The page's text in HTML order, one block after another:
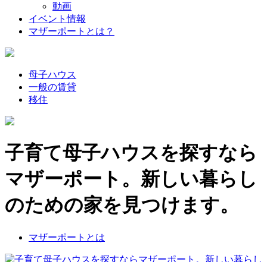
動画
イベント情報
マザーポートとは？
母子ハウス
一般の賃貸
移住
子育て母子ハウスを探すなら
マザーポート。新しい暮らし
のための家を見つけます。
マザーポートとは